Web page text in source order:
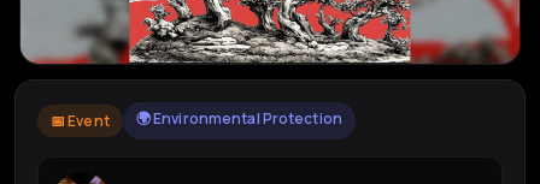
📅 Event 🌍 Environmental Protection